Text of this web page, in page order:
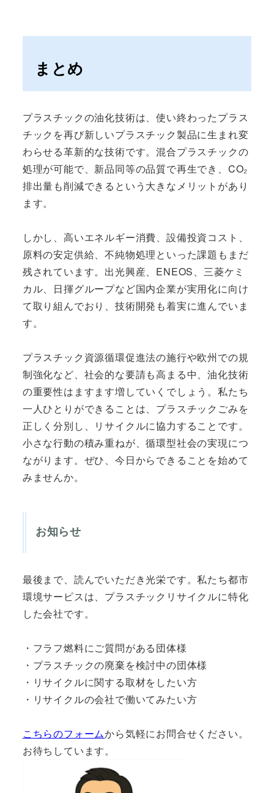
まとめ
プラスチックの油化技術は、使い終わったプラス
チックを再び新しいプラスチック製品に生まれ変
わらせる革新的な技術です。混合プラスチックの
処理が可能で、新品同等の品質で再生でき、CO₂
排出量も削減できるという大きなメリットがあり
ます。
しかし、高いエネルギー消費、設備投資コスト、
原料の安定供給、不純物処理といった課題もまだ
残されています。出光興産、ENEOS、三菱ケミ
カル、日揮グループなど国内企業が実用化に向け
て取り組んでおり、技術開発も着実に進んでいま
す。
プラスチック資源循環促進法の施行や欧州での規
制強化など、社会的な要請も高まる中、油化技術
の重要性はますます増していくでしょう。私たち
一人ひとりができることは、プラスチックごみを
正しく分別し、リサイクルに協力することです。
小さな行動の積み重ねが、循環型社会の実現につ
ながります。ぜひ、今日からできることを始めて
みませんか。
お知らせ
最後まで、読んでいただき光栄です。私たち都市
環境サービスは、プラスチックリサイクルに特化
した会社です。
・フラフ燃料にご質問がある団体様
・プラスチックの廃棄を検討中の団体様
・リサイクルに関する取材をしたい方
・リサイクルの会社で働いてみたい方
こちらのフォームから気軽にお問合せください。
お待ちしています。